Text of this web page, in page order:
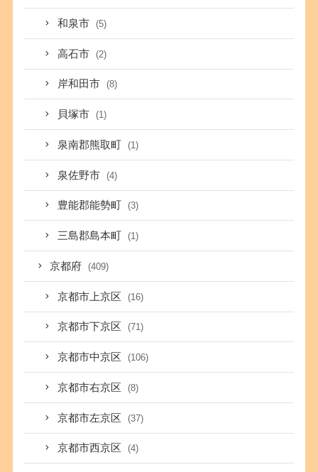
和泉市 (5)
高石市 (2)
岸和田市 (8)
貝塚市 (1)
泉南郡熊取町 (1)
泉佐野市 (4)
豊能郡能勢町 (3)
三島郡島本町 (1)
京都府 (409)
京都市上京区 (16)
京都市下京区 (71)
京都市中京区 (106)
京都市右京区 (8)
京都市左京区 (37)
京都市西京区 (4)